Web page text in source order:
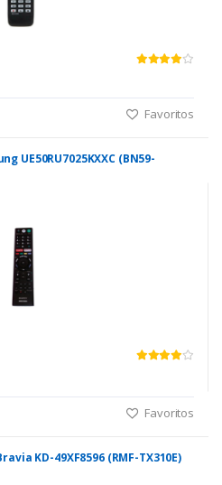
Favoritos
UE50RU7025KXXC (BN59-
Favoritos
KD-49XF8596 (RMF-TX310E)